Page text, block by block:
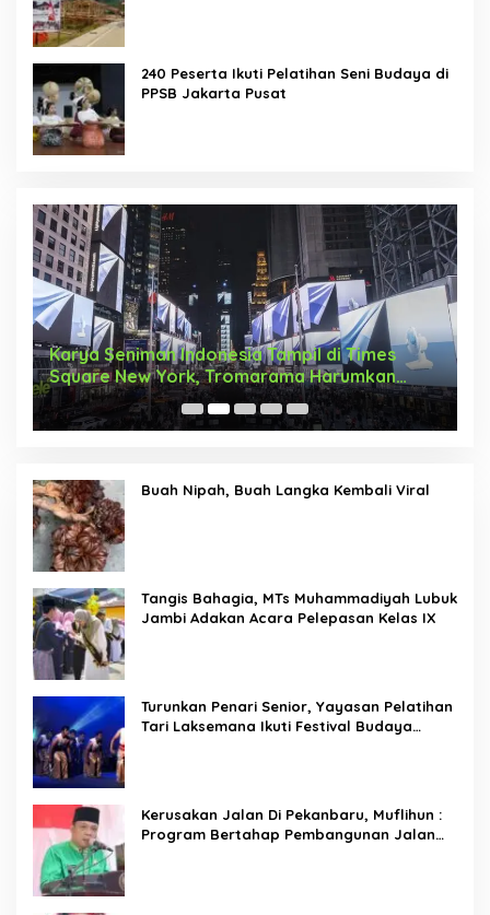
240 Peserta Ikuti Pelatihan Seni Budaya di
PPSB Jakarta Pusat
Karya Seniman Indonesia Tampil di Times
Square New York, Tromarama Harumkan
Nama Bangsa
Buah Nipah, Buah Langka Kembali Viral
Tangis Bahagia, MTs Muhammadiyah Lubuk
Jambi Adakan Acara Pelepasan Kelas IX
Turunkan Penari Senior, Yayasan Pelatihan
Tari Laksemana Ikuti Festival Budaya
Kerusakan Jalan Di Pekanbaru, Muflihun :
Program Bertahap Pembangunan Jalan